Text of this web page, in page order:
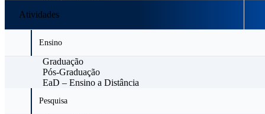
Atividades
Ensino
Graduação
Pós-Graduação
EaD – Ensino a Distância
Pesquisa